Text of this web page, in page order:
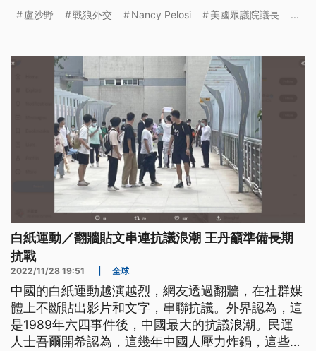
盧沙野 戰狼外交 Nancy Pelosi 美國眾議院議長 ...
白紙運動／翻牆貼文串連抗議浪潮 王丹籲準備長期
抗戰
2022/11/28 19:51 全球
中國的白紙運動越演越烈，網友透過翻牆，在社群媒
體上不斷貼出影片和文字，串聯抗議。外界認為，這
是1989年六四事件後，中國最大的抗議浪潮。民運
人士吾爾開希認為，這幾年中國人壓力炸鍋，這些情